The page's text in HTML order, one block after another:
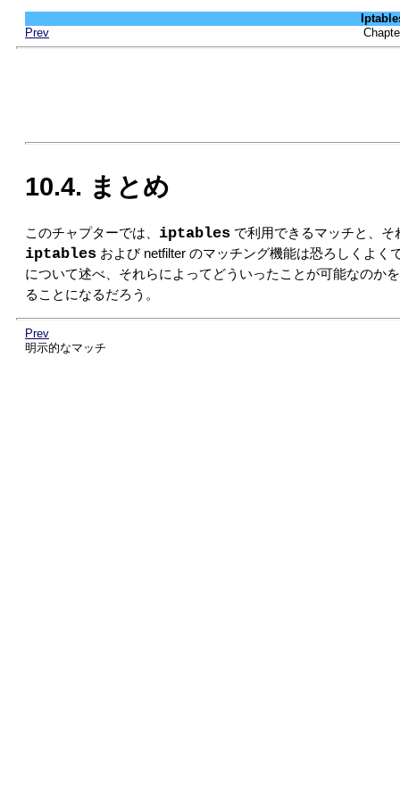
Prev
10.4. まとめ
このチャプターでは、 iptables で利用できるマッチと、
iptables および netfilter のマッチング機能は恐ろしくよ
について述べ、それらによってどういったことが可能なのか
ることになるだろう。
Prev
明示的なマッチ